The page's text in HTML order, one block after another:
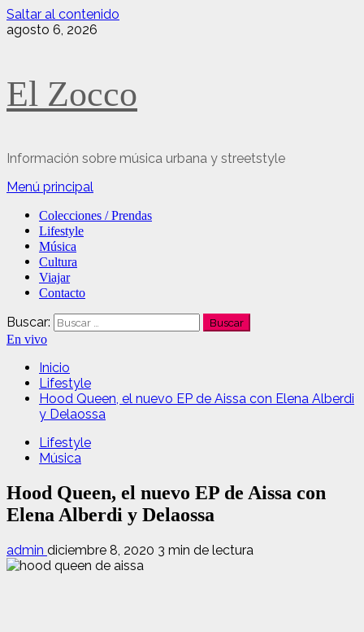
Saltar al contenido
agosto 6, 2026
El Zocco
Información sobre música urbana y streetstyle
Menú principal
Colecciones / Prendas
Lifestyle
Música
Cultura
Viajar
Contacto
Buscar:
En vivo
Inicio
Lifestyle
Hood Queen, el nuevo EP de Aissa con Elena Alberdi
y Delaossa
Lifestyle
Música
Hood Queen, el nuevo EP de Aissa con
Elena Alberdi y Delaossa
admin diciembre 8, 2020 3 min de lectura